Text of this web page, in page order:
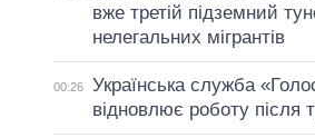
вже третій підземний
нелегальних мігрантів
00:26
Українська служба
відновлює роботу після